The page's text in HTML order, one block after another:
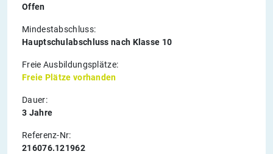
Offen
Mindestabschluss:
Hauptschulabschluss nach Klasse 10
Freie Ausbildungsplätze:
Freie Plätze vorhanden
Dauer:
3 Jahre
Referenz-Nr:
216076.121962